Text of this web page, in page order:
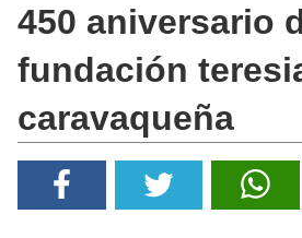
450 aniversario
fundación
caravaqueña